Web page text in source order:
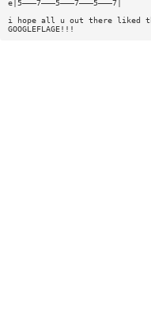
e|5———7———5———7———5———7|
i hope all u out there liked
GOOGLEFLAGE!!!